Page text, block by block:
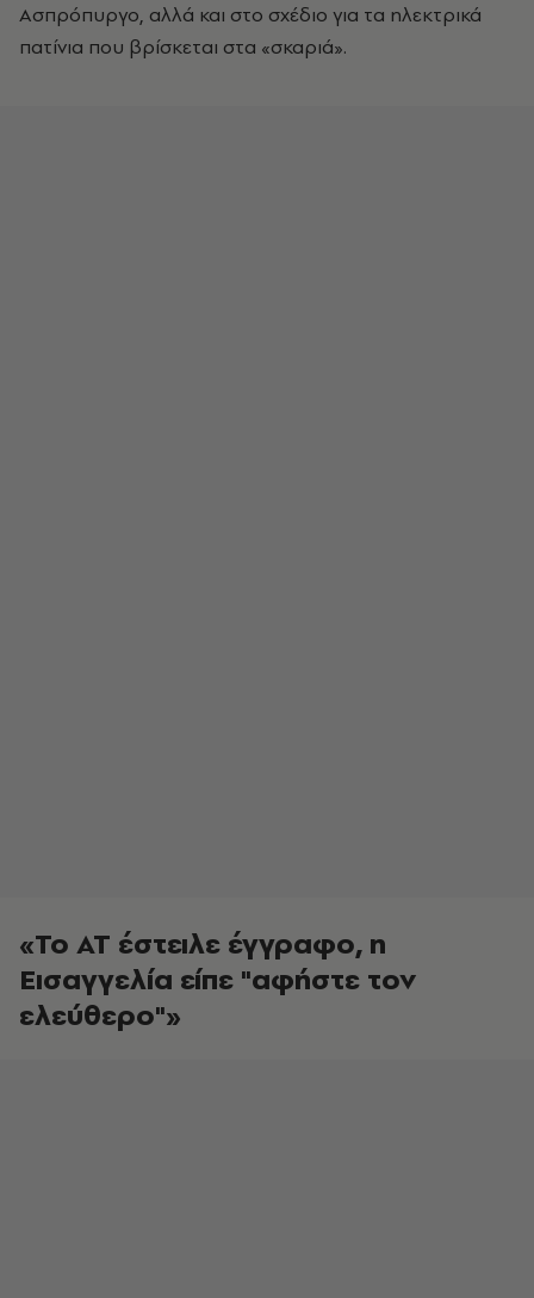
Ασπρόπυργο, αλλά και στο σχέδιο για τα ηλεκτρικά
πατίνια που βρίσκεται στα «σκαριά».
«Το ΑΤ έστειλε έγγραφο, η
Εισαγγελία είπε "αφήστε τον
ελεύθερο"»